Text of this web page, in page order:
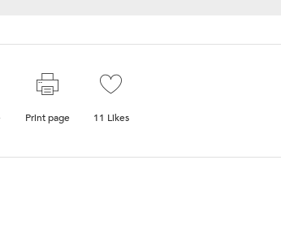
Print page 11 Likes